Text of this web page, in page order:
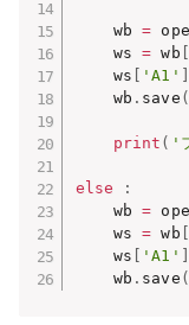
    wb
=
    ws
= wb
    ws
'A1'
    wb
. save (
print ( '
else
:
    wb
=
    ws
= wb
    ws
'A1'
    wb
. save (